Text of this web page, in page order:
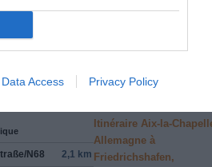
Data Access Privacy Policy
0,2 km
Str. 0,2 km
/N68 2,1 km
Itinéraire Aix-la-
Italie
temps 11 heures 15
Itinéraire Aix-la-
Allemagne à
Friedrichshafen,